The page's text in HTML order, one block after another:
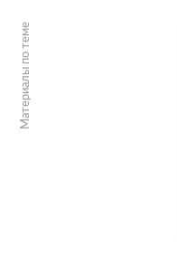
Материалы по теме